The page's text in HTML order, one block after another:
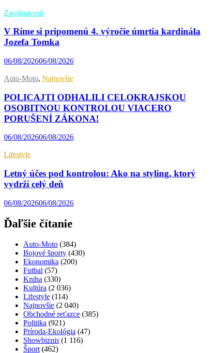
Zaujímavosti
V Ríme si pripomenú 4. výročie úmrtia kardinála
Jozefa Tomka
06/08/202606/08/2026
Auto-Moto, Najnovšie
POLICAJTI ODHALILI CELOKRAJSKOU
OSOBITNOU KONTROLOU VIACERO
PORUŠENÍ ZÁKONA!
06/08/202606/08/2026
Lifestyle
Letný účes pod kontrolou: Ako na styling, ktorý
vydrží celý deň
06/08/202606/08/2026
Ďaľšie čítanie
Auto-Moto (384)
Bojové športy (430)
Ekonomika (200)
Futbal (57)
Kniha (330)
Kultúra (2 036)
Lifestyle (114)
Najnovšie (2 040)
Obchodné reťazce (385)
Politika (921)
Príroda-Ekológia (47)
Showbiznis (1 116)
Šport (462)